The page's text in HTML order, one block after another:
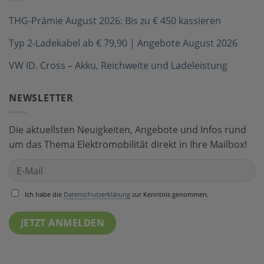
THG-Prämie August 2026: Bis zu € 450 kassieren
Typ 2-Ladekabel ab € 79,90 | Angebote August 2026
VW ID. Cross – Akku, Reichweite und Ladeleistung
NEWSLETTER
Die aktuellsten Neuigkeiten, Angebote und Infos rund
um das Thema Elektromobilität direkt in Ihre Mailbox!
Ich habe die Datenschutzerklärungzur Kenntnis genommen.